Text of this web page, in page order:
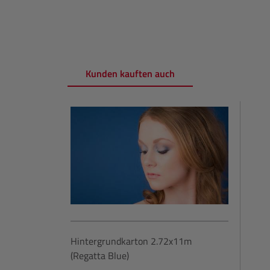
Kunden kauften auch
Hintergrundkarton 2.72x11m
(Regatta Blue)